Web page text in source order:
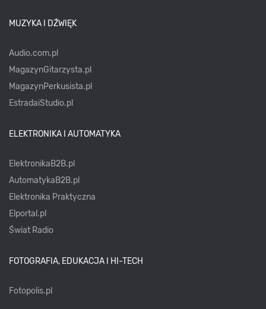
MUZYKA I DŹWIĘK
Audio.com.pl
MagazynGitarzysta.pl
MagazynPerkusista.pl
EstradaiStudio.pl
ELEKTRONIKA I AUTOMATYKA
ElektronikaB2B.pl
AutomatykaB2B.pl
Elektronika Praktyczna
Elportal.pl
Świat Radio
FOTOGRAFIA, EDUKACJA I HI-TECH
Fotopolis.pl